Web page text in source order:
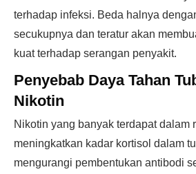
terhadap infeksi. Beda halnya
secukupnya dan teratur akan
kuat terhadap serangan penyakit.
Penyebab Daya Tahan
Nikotin
Nikotin yang banyak terdapat dalam
meningkatkan kadar kortisol dalam
mengurangi pembentukan antibodi